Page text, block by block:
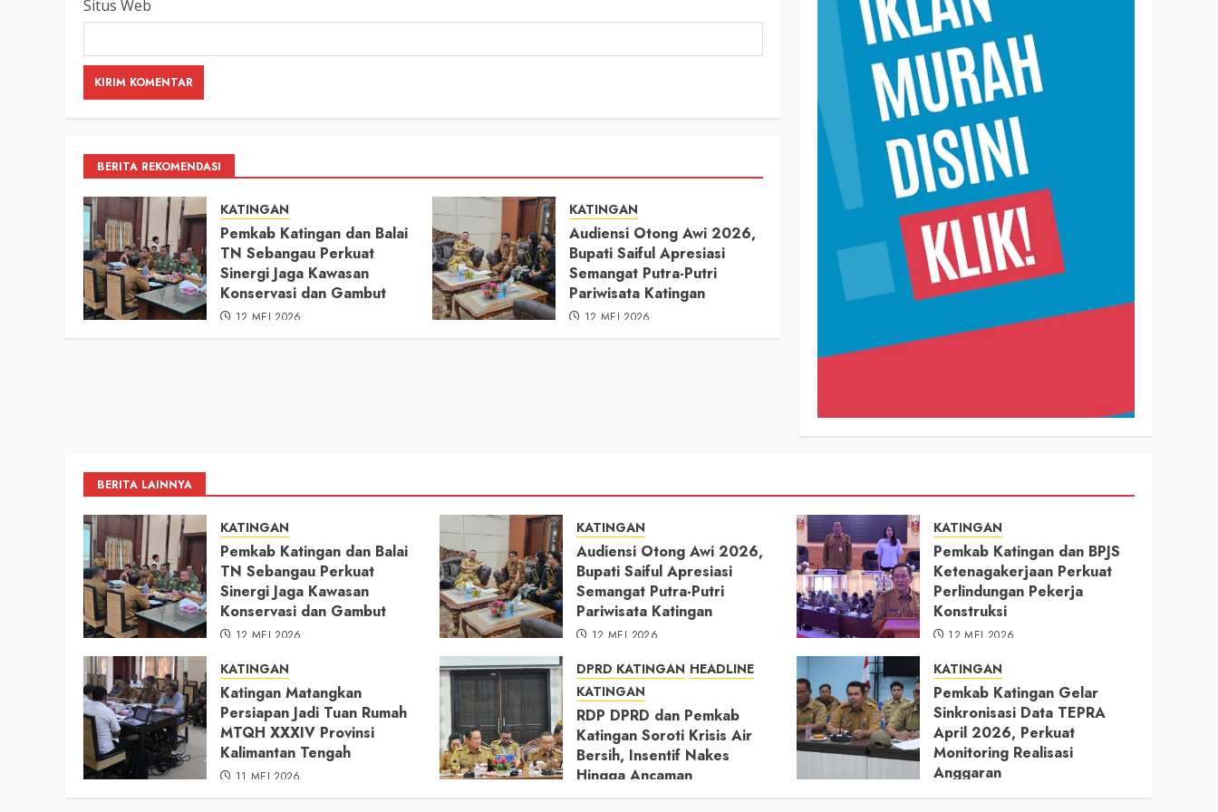
Situs Web
BERITA REKOMENDASI
KATINGAN
Pemkab Katingan dan Balai
TN Sebangau Perkuat
Sinergi Jaga Kawasan
Konservasi dan Gambut
12 MEI 2026
KATINGAN
Audiensi Otong Awi 2026,
Bupati Saiful Apresiasi
Semangat Putra-Putri
Pariwisata Katingan
12 MEI 2026
BERITA LAINNYA
KATINGAN
Pemkab Katingan dan Balai
TN Sebangau Perkuat
Sinergi Jaga Kawasan
Konservasi dan Gambut
12 MEI 2026
KATINGAN
Audiensi Otong Awi 2026,
Bupati Saiful Apresiasi
Semangat Putra-Putri
Pariwisata Katingan
12 MEI 2026
KATINGAN
Pemkab Katingan dan BPJS
Ketenagakerjaan Perkuat
Perlindungan Pekerja
Konstruksi
12 MEI 2026
KATINGAN
Katingan Matangkan
Persiapan Jadi Tuan Rumah
MTQH XXXIV Provinsi
Kalimantan Tengah
11 MEI 2026
DPRD KATINGAN HEADLINE
KATINGAN
RDP DPRD dan Pemkab
Katingan Soroti Krisis Air
Bersih, Insentif Nakes
Hingga Ancaman
Pencemaran Sungai
KATINGAN
Pemkab Katingan Gelar
Sinkronisasi Data TEPRA
April 2026, Perkuat
Monitoring Realisasi
Anggaran
11 MEI 2026